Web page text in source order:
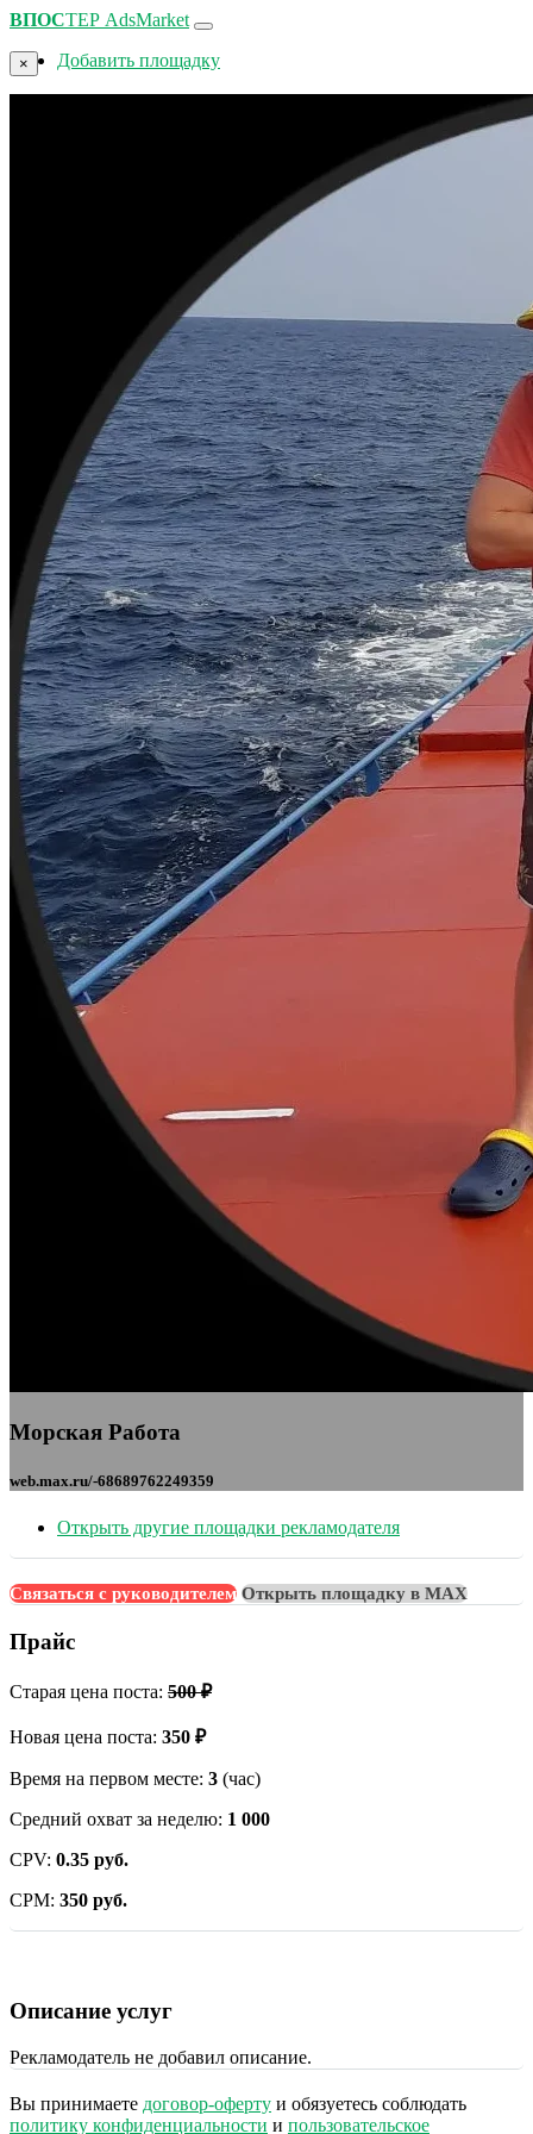
ВПОСТЕР AdsMarket
Добавить площадку
×
Морская Работа
web.max.ru/-68689762249359
Открыть другие площадки рекламодателя
Связаться с руководителем Открыть площадку в MAX
Прайс
Старая цена поста: 500 ₽
Новая цена поста: 350 ₽
Время на первом месте: 3 (час)
Средний охват за неделю: 1 000
CPV: 0.35 руб.
CPM: 350 руб.
Описание услуг
Рекламодатель не добавил описание.
Вы принимаете договор-оферту и обязуетесь соблюдать
политику конфиденциальности и пользовательское